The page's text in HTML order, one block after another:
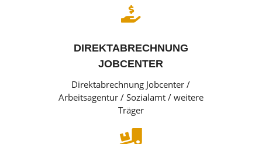

DIREKTABRECHNUNG
JOBCENTER
Direktabrechnung Jobcenter /
Arbeitsagentur / Sozialamt / weitere
Träger
